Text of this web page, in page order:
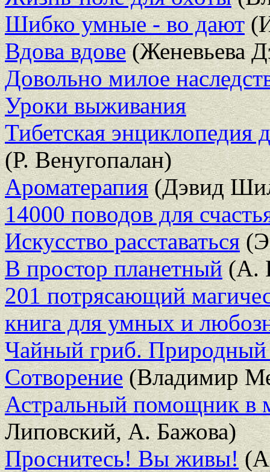
Шибко умные - во дают
Вдова вдове(Женевьева
Довольно милое
Уроки выживания
Тибетская энциклопедия
(Р. Венугопалан)
Ароматерапия(Дэвид
14000 поводов для
Искусство расставаться
В простор планетный(А.
201 потрясающий
книга для умных и
Чайный гриб. Природный
Сотворение(Владимир
Астральный помощник в
Липовский, А. Бажова)
Проснитесь! Вы живы!